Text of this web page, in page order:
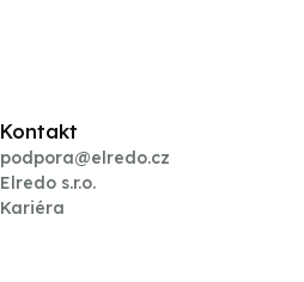
Kontakt
podpora@elredo.cz
Elredo s.r.o.
Kariéra